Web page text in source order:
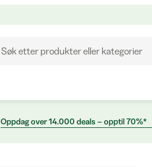
Søk etter produkter eller kategorier
Oppdag over 14.000 deals – opptil 70%*